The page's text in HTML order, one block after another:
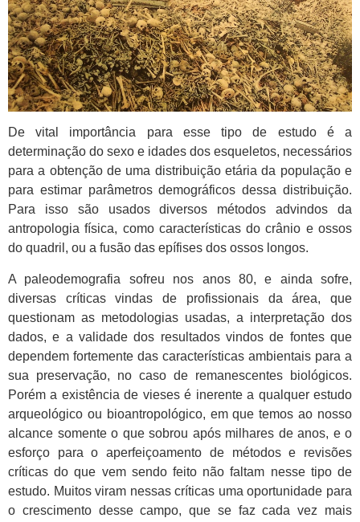
De vital importância para esse tipo de estudo é a
determinação do sexo e idades dos esqueletos, necessários
para a obtenção de uma distribuição etária da população e
para estimar parâmetros demográficos dessa distribuição.
Para isso são usados diversos métodos advindos da
antropologia física, como características do crânio e ossos
do quadril, ou a fusão das epífises dos ossos longos.
A paleodemografia sofreu nos anos 80, e ainda sofre,
diversas críticas vindas de profissionais da área, que
questionam as metodologias usadas, a interpretação dos
dados, e a validade dos resultados vindos de fontes que
dependem fortemente das características ambientais para a
sua preservação, no caso de remanescentes biológicos.
Porém a existência de vieses é inerente a qualquer estudo
arqueológico ou bioantropológico, em que temos ao nosso
alcance somente o que sobrou após milhares de anos, e o
esforço para o aperfeiçoamento de métodos e revisões
críticas do que vem sendo feito não faltam nesse tipo de
estudo. Muitos viram nessas críticas uma oportunidade para
o crescimento desse campo, que se faz cada vez mais